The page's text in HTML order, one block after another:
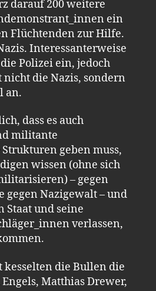
darauf 200 weitere
ein
Flüchtenden zur Hilfe.
Interessanterweise
Polizei ein, jedoch
nicht die Nazis, sondern
an.
dass es auch
militante
geben muss,
wissen (ohne sich
– gegen
Nazigewalt – und
Staat und seine
verlassen,
kesselten die Bullen die
Matthias Drewer,